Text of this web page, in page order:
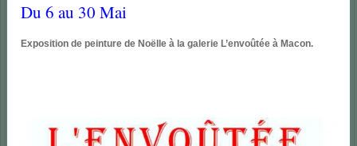
Du 6 au 30 Mai
Exposition de peinture de Noëlle à la galerie L’envoûtée à Macon.